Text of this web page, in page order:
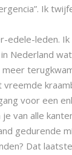
Ik
leden.
Nederland
voor een
van alle
Dat